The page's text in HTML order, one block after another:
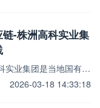
-株洲高科实业集
一、客户背景株洲高科实业集团是当地国有平台企业，主营业务为面向学校、企事业单位等各类团餐场景，提供一...
2026-03-18 14:33:18